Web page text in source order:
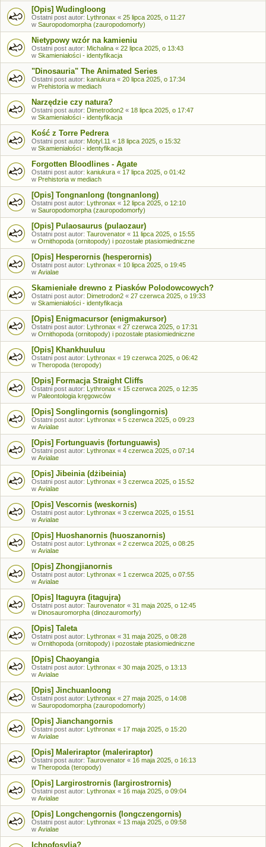
[Opis] Wudingloong
Ostatni post autor: Lythronax « 25 lipca 2025, o 11:27
w Sauropodomorpha (zauropodomorfy)
Nietypowy wzór na kamieniu
Ostatni post autor: Michalina « 22 lipca 2025, o 13:43
w Skamieniałości - identyfikacja
"Dinosauria" The Animated Series
Ostatni post autor: kaniukura « 20 lipca 2025, o 17:34
w Prehistoria w mediach
Narzędzie czy natura?
Ostatni post autor: Dimetrodon2 « 18 lipca 2025, o 17:47
w Skamieniałości - identyfikacja
Kość z Torre Pedrera
Ostatni post autor: Motyl.11 « 18 lipca 2025, o 15:32
w Skamieniałości - identyfikacja
Forgotten Bloodlines - Agate
Ostatni post autor: kaniukura « 17 lipca 2025, o 01:42
w Prehistoria w mediach
[Opis] Tongnanlong (tongnanlong)
Ostatni post autor: Lythronax « 12 lipca 2025, o 12:10
w Sauropodomorpha (zauropodomorfy)
[Opis] Pulaosaurus (pulaozaur)
Ostatni post autor: Taurovenator « 11 lipca 2025, o 15:55
w Ornithopoda (ornitopody) i pozostałe ptasiomiedniczne
[Opis] Hesperornis (hesperornis)
Ostatni post autor: Lythronax « 10 lipca 2025, o 19:45
w Avialae
Skamieniałe drewno z Piasków Polodowcowych?
Ostatni post autor: Dimetrodon2 « 27 czerwca 2025, o 19:33
w Skamieniałości - identyfikacja
[Opis] Enigmacursor (enigmakursor)
Ostatni post autor: Lythronax « 27 czerwca 2025, o 17:31
w Ornithopoda (ornitopody) i pozostałe ptasiomiedniczne
[Opis] Khankhuuluu
Ostatni post autor: Lythronax « 19 czerwca 2025, o 06:42
w Theropoda (teropody)
[Opis] Formacja Straight Cliffs
Ostatni post autor: Lythronax « 15 czerwca 2025, o 12:35
w Paleontologia kręgowców
[Opis] Songlingornis (songlingornis)
Ostatni post autor: Lythronax « 5 czerwca 2025, o 09:23
w Avialae
[Opis] Fortunguavis (fortunguawis)
Ostatni post autor: Lythronax « 4 czerwca 2025, o 07:14
w Avialae
[Opis] Jibeinia (dżibeinia)
Ostatni post autor: Lythronax « 3 czerwca 2025, o 15:52
w Avialae
[Opis] Vescornis (weskornis)
Ostatni post autor: Lythronax « 3 czerwca 2025, o 15:51
w Avialae
[Opis] Huoshanornis (huoszanornis)
Ostatni post autor: Lythronax « 2 czerwca 2025, o 08:25
w Avialae
[Opis] Zhongjianornis
Ostatni post autor: Lythronax « 1 czerwca 2025, o 07:55
w Avialae
[Opis] Itaguyra (itagujra)
Ostatni post autor: Taurovenator « 31 maja 2025, o 12:45
w Dinosauromorpha (dinozauromorfy)
[Opis] Taleta
Ostatni post autor: Lythronax « 31 maja 2025, o 08:28
w Ornithopoda (ornitopody) i pozostałe ptasiomiedniczne
[Opis] Chaoyangia
Ostatni post autor: Lythronax « 30 maja 2025, o 13:13
w Avialae
[Opis] Jinchuanloong
Ostatni post autor: Lythronax « 27 maja 2025, o 14:08
w Sauropodomorpha (zauropodomorfy)
[Opis] Jianchangornis
Ostatni post autor: Lythronax « 17 maja 2025, o 15:20
w Avialae
[Opis] Maleriraptor (maleriraptor)
Ostatni post autor: Taurovenator « 16 maja 2025, o 16:13
w Theropoda (teropody)
[Opis] Largirostrornis (largirostrornis)
Ostatni post autor: Lythronax « 16 maja 2025, o 09:04
w Avialae
[Opis] Longchengornis (longczengornis)
Ostatni post autor: Lythronax « 13 maja 2025, o 09:58
w Avialae
Ichnofosylia?